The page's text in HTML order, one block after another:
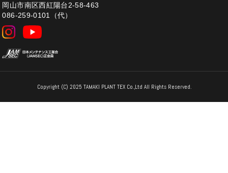
岡山市南区西紅陽台2-58-463
086-259-0101（代）
Copyright (C) 2025 TAMAKI PLANT TEX Co.,Ltd All Rights Reserved.